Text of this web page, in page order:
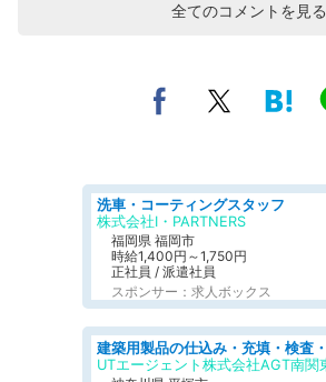
全てのコメントを見る
洗車・コーティングスタッフ
株式会社I・PARTNERS
福岡県 福岡市
時給1,400円～1,750円
正社員 / 派遣社員
スポンサー：求人ボックス